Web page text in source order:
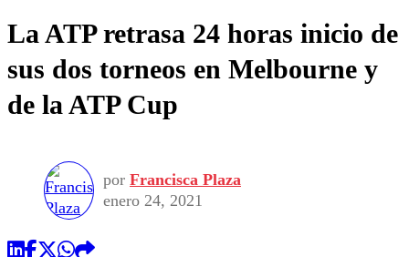
Frecuencias
Agricultura TV
Deportes
Colo Colo
Seleccion Chilena
Torneo Internacional
Entretención
Economía
Internacional
Publicaciones en medios
Opinión
La ATP retrasa 24 horas inicio de
sus dos torneos en Melbourne y
de la ATP Cup
por Francisca Plaza
enero 24, 2021